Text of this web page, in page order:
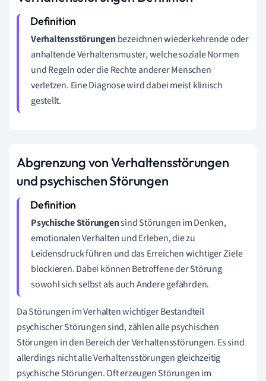
Verhaltensstörungenbezeichnen wiederkehrende oder
anhaltende Verhaltensmuster, welche soziale Normen
und Regeln oder die Rechte anderer Menschen
verletzen. Eine Diagnose wird dabei meist klinisch
gestellt.
Abgrenzung von Verhaltensstörungen
und psychischen Störungen
Psychische Störungensind Störungen im Denken,
emotionalen Verhalten und Erleben, die zu
Leidensdruck führen und das Erreichen wichtiger Ziele
blockieren. Dabei können Betroffene der Störung
sowohl sich selbst als auch Andere gefährden.
Da Störungen im Verhalten wichtiger Bestandteil
psychischer Störungen sind, zählen alle psychischen
Störungen in den Bereich der Verhaltensstörungen. Es sind
allerdings nicht alle Verhaltensstörungen gleichzeitig
psychische Störungen. Oft erzeugen Störungen im